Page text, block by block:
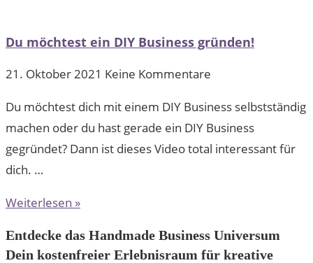
Du möchtest ein DIY Business gründen!
21. Oktober 2021 Keine Kommentare
Du möchtest dich mit einem DIY Business selbstständig
machen oder du hast gerade ein DIY Business
gegründet? Dann ist dieses Video total interessant für
dich. …
Weiterlesen »
Entdecke das Handmade Business Universum
Dein kostenfreier Erlebnisraum für kreative